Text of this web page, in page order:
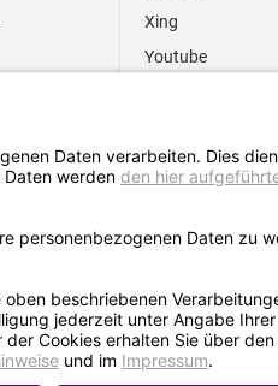
Xing
Youtube